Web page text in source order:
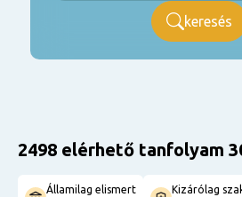
keresés
2498 elérhető tanfolyam
Államilag elismert
Kizárólag